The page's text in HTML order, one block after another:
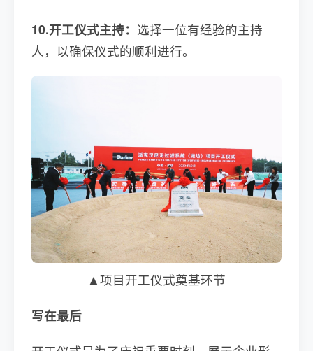
10.开工仪式主持： 选择一位有经验的主持
人，以确保仪式的顺利进行。
▲项目开工仪式奠基环节
写在最后